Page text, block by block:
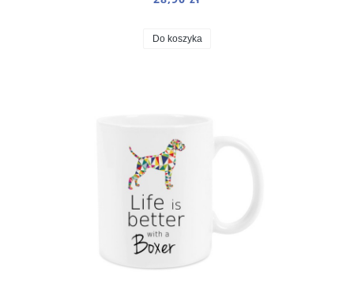
Do koszyka